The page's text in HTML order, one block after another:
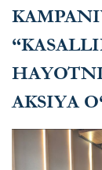
AKSIYA